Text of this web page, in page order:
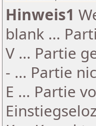
Hinweis1
blank ...
V ... Partie
- ... Partie
E ... Partie